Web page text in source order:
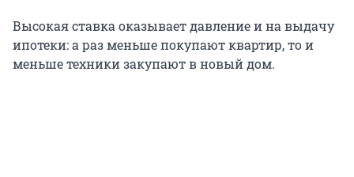
Высокая ставка оказывает давление и на выдачу
ипотеки: а раз меньше покупают квартир, то и
меньше техники закупают в новый дом.